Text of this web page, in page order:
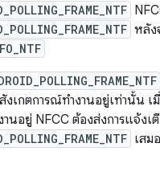
หลัง
งเกตการณ์ทำงานอยู่เท่านั้น เ
นอยู่ NFCC ต้องส่งการแจ้งเ
เสม